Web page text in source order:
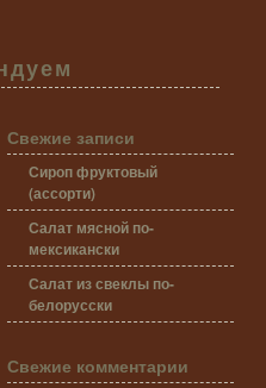
Свежие записи
Сироп фруктовый
(ассорти)
Салат мясной по-
мексикански
Салат из свеклы по-
белорусски
Свежие комментарии